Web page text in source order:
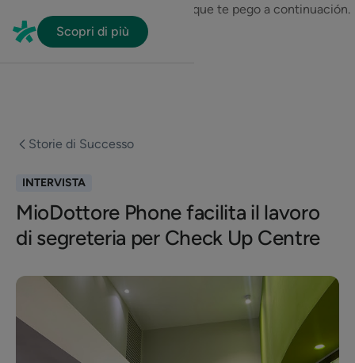
Scopri di più
En HubSpot tenemos otro código que te pego a continuación.
Storie di Successo
INTERVISTA
MioDottore Phone facilita il lavoro
di segreteria per Check Up Centre